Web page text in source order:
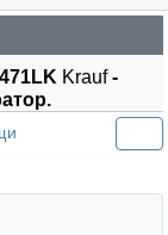
Krauf-